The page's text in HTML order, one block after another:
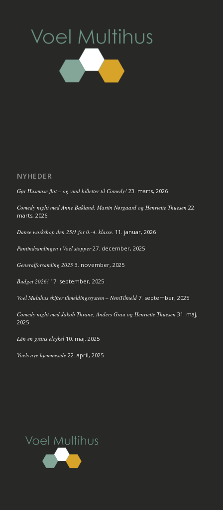
NYHEDER
Gør Husmose flot – og vind billetter til Comedy! 23. marts, 2026
Comedy night med Anne Bakland, Martin Nørgaard og Henriette Thuesen 22.
marts, 2026
Danse workshop den 25/1 for 0.-4. klasse. 11. januar, 2026
Pantindsamlingen i Voel stopper 27. december, 2025
Generalforsamling 2025 3. november, 2025
Budget 2026! 17. september, 2025
Voel Multihus skifter tilmeldingssystem – NemTilmeld 7. september, 2025
Comedy night med Jakob Thrane, Anders Grau og Henriette Thuesen 31. maj,
2025
Lån en gratis elcykel 10. maj, 2025
Voels nye hjemmeside 22. april, 2025